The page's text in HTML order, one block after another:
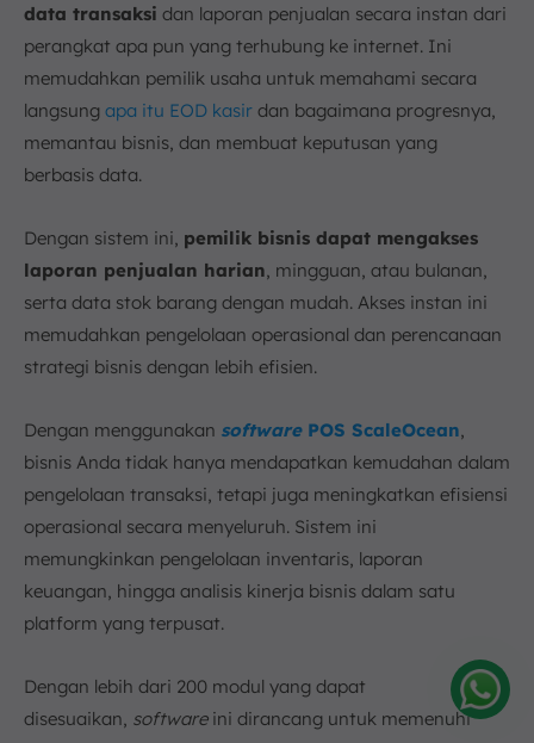
data transaksi dan laporan penjualan secara instan dari
perangkat apa pun yang terhubung ke internet. Ini
memudahkan pemilik usaha untuk memahami secara
langsung apa itu EOD kasir dan bagaimana progresnya,
memantau bisnis, dan membuat keputusan yang
berbasis data.
Dengan sistem ini, pemilik bisnis dapat mengakses
laporan penjualan harian , mingguan, atau bulanan,
serta data stok barang dengan mudah. Akses instan ini
memudahkan pengelolaan operasional dan perencanaan
strategi bisnis dengan lebih efisien.
Dengan menggunakan softwarePOS ScaleOcean
bisnis Anda tidak hanya mendapatkan kemudahan dalam
pengelolaan transaksi, tetapi juga meningkatkan efisiensi
operasional secara menyeluruh. Sistem ini
memungkinkan pengelolaan inventaris, laporan
keuangan, hingga analisis kinerja bisnis dalam satu
platform yang terpusat.
Dengan lebih dari 200 modul yang dapat
disesuaikan, softwareini dirancang untuk memenuhi
Amelia